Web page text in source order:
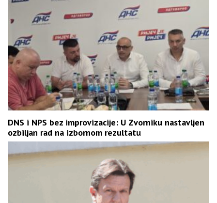
DNS i NPS bez improvizacije: U Zvorniku nastavljen
ozbiljan rad na izbornom rezultatu